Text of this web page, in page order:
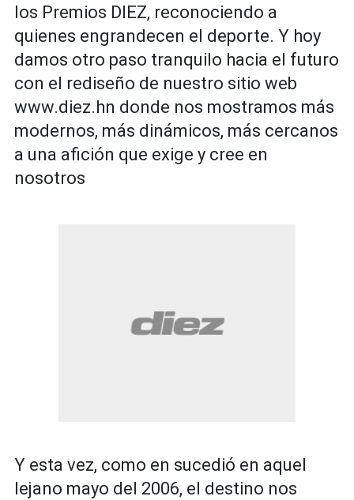
los Premios DIEZ, reconociendo a
quienes engrandecen el deporte. Y hoy
damos otro paso tranquilo hacia el futuro
con el rediseño de nuestro sitio web
www.diez.hn donde nos mostramos más
modernos, más dinámicos, más cercanos
a una afición que exige y cree en
nosotros
Y esta vez, como en sucedió en aquel
lejano mayo del 2006, el destino nos